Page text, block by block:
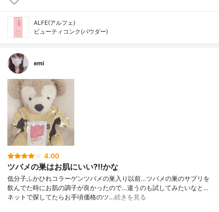
ALFE(アルフェ)
ビューティコンク(パウダー)
emi
4.00
ツバメの巣はお肌にいい?‼️かな
低分子ふかひれコラーゲンツバメの巣入り以前…ツバメの巣のサプリを
飲んでた時にお肌の調子が良かったので…違うのも試してみたいなと…
ネットで探してたらお手頃価格のツ…続きを見る